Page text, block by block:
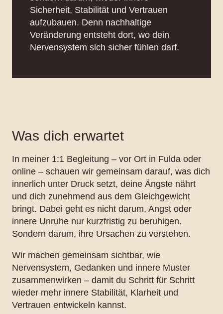
Sicherheit, Stabilität und Vertrauen
aufzubauen. Denn nachhaltige
Veränderung entsteht dort, wo dein
Nervensystem sich sicher fühlen darf.
Was dich erwartet
In meiner 1:1 Begleitung – vor Ort in Fulda oder
online – schauen wir gemeinsam darauf, was dich
innerlich unter Druck setzt, deine Ängste nährt
und dich zunehmend aus dem Gleichgewicht
bringt. Dabei geht es nicht darum, Angst oder
innere Unruhe nur kurzfristig zu beruhigen.
Sondern darum, ihre Ursachen zu verstehen.
Wir machen gemeinsam sichtbar, wie
Nervensystem, Gedanken und innere Muster
zusammenwirken – damit du Schritt für Schritt
wieder mehr innere Stabilität, Klarheit und
Vertrauen entwickeln kannst.